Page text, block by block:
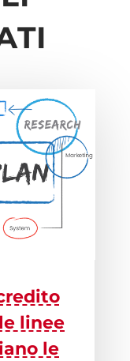
linee
le